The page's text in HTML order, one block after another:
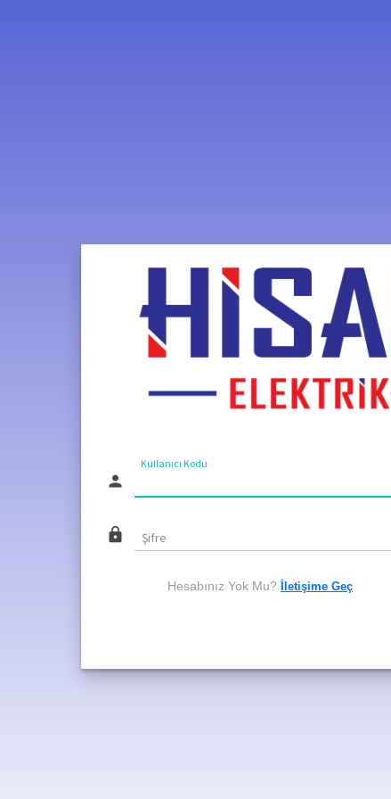
person
Kullanıcı Kodu
lock Şifre
Hesabınız Yok Mu? İletişime Geç